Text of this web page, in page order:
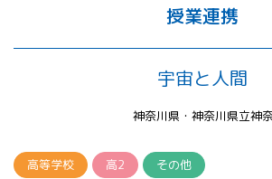
情報の発
信
宇宙を活用
した教育実
践例
体験的学
習機会の
提供（国
際）
授業連携
宇宙と人間
神奈川県・神奈川県立神
高等学校 高2 その他